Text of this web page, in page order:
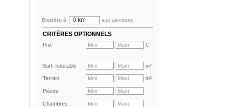
Étendre à 0 km aux alentours
CRITÈRES OPTIONNELS
Prix €
Surf. habitable m²
Terrain m²
Pièces
Chambres